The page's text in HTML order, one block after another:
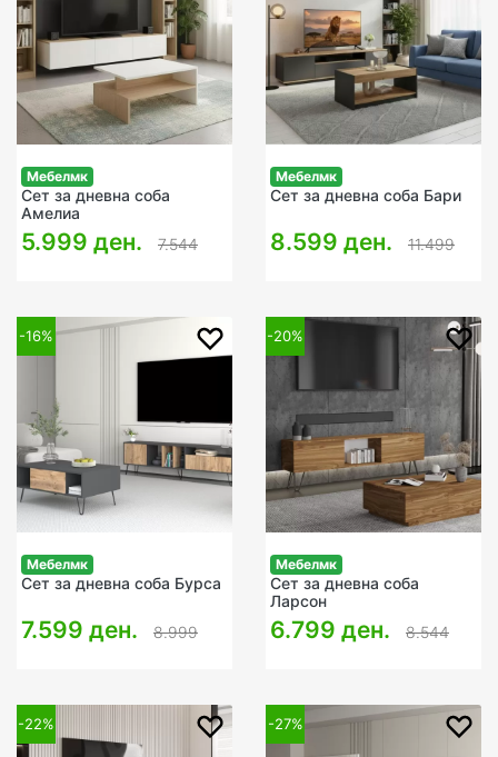
Мебелмк
Сет за дневна соба
Амелиа
5.999 ден. 7.544
Мебелмк
Сет за дневна соба Бари
8.599 ден. 11.499
-16%
Мебелмк
Сет за дневна соба Бурса
7.599 ден. 8.999
-20%
Мебелмк
Сет за дневна соба
Ларсон
6.799 ден. 8.544
-22% -27%